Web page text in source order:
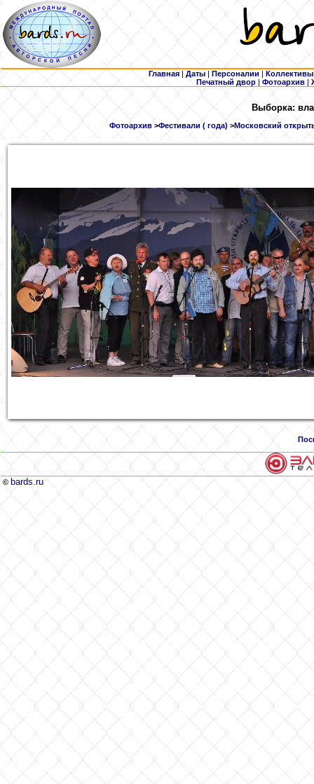
Главная | Даты | Персоналии | Коллективы
Печатный двор |Фотоархив |
Выборка:
Фотоархив>Фестивали ( года) >Московский
© bards.ru